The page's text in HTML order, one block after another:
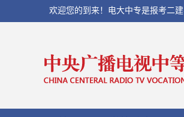
欢迎您的到来！电大中专是报考二